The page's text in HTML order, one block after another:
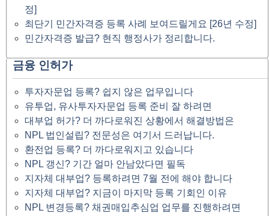
정]
최단기 민간자격증 등록 사례 보여드릴게요 [26년 수정]
민간자격증 발급? 현직 행정사가 정리합니다.
금융 인허가
투자자문업 등록? 쉽지 않은 업무입니다
유투업, 유사투자자문업 등록 준비 잘 하려면
대부업 허가? 더 까다로워진 상황에서 해결방법은
NPL 법인설립? 전문성은 여기서 드러납니다.
환전업 등록? 더 까다로워지고 있습니다
NPL 갱신? 기간 얼마 안남았다면 필독
지자체 대부업? 등록하려면 7월 전에 해야 합니다
지자체 대부업? 지금이 마지막 등록 기회인 이유
NPL 변경등록? 채권매입추심업 업무를 진행하려면